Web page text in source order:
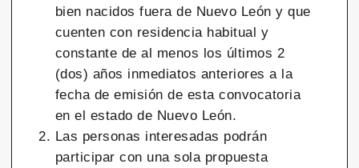
bien nacidos fuera de Nuevo León y que
cuenten con residencia habitual y
constante de al menos los últimos 2
(dos) años inmediatos anteriores a la
fecha de emisión de esta convocatoria
en el estado de Nuevo León.
Las personas interesadas podrán
participar con una sola propuesta